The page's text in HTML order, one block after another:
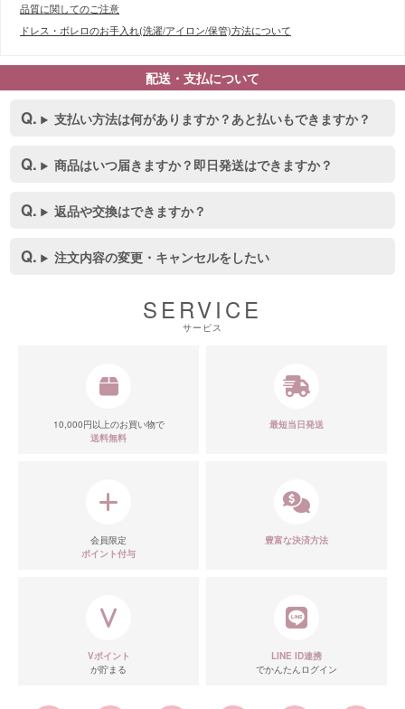
品質に関してのご注意
ドレス・ボレロのお手入れ(洗濯/アイロン/保管)方法について
配送・支払について
支払い方法は何がありますか？あと払いもできますか？
商品はいつ届きますか？即日発送はできますか？
返品や交換はできますか？
注文内容の変更・キャンセルをしたい
SERVICE
サービス
10,000円以上のお買い物で
送料無料
最短当日発送
会員限定
ポイント付与
豊富な決済方法
Vポイント
が貯まる
LINE ID連携
でかんたんログイン